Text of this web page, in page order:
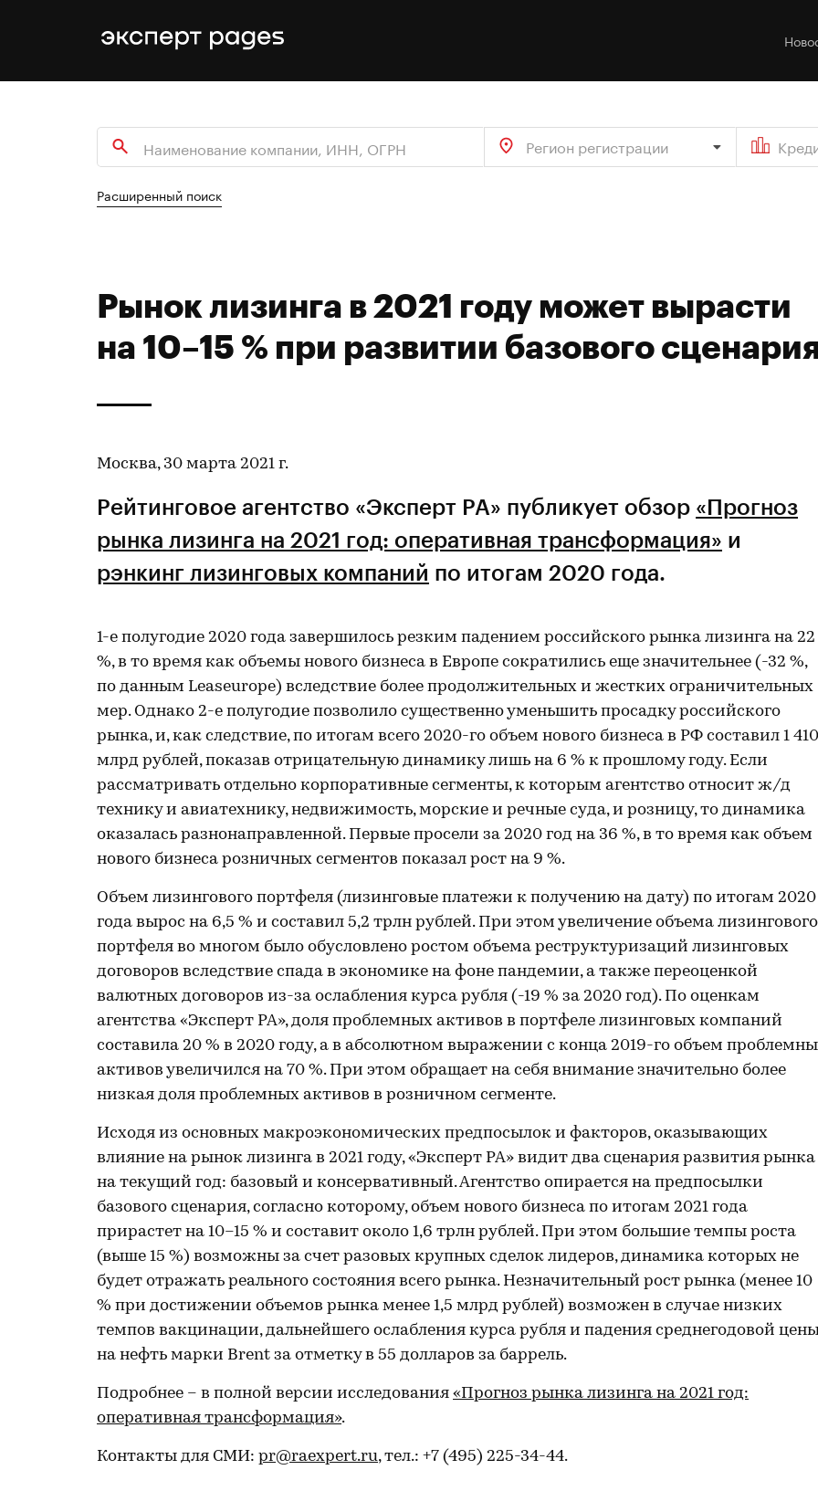
Регион регистрации
Расширенный поиск
Рынок лизинга в 2021 году может вырасти
на 10–15 % при развитии базового
Москва, 30 марта 2021 г.
Рейтинговое агентство «Эксперт РА» публикует обзор «Прогноз
рынка лизинга на 2021 год: оперативная трансформация» и
рэнкинг лизинговых компаний по итогам 2020 года.
1-е полугодие 2020 года завершилось резким падением российского рынка лизинга на 22
%, в то время как объемы нового бизнеса в Европе сократились еще значительнее (-32 %,
по данным Leaseurope) вследствие более продолжительных и жестких ограничительных
мер. Однако 2-е полугодие позволило существенно уменьшить просадку российского
рынка, и, как следствие, по итогам всего 2020-го объем нового бизнеса в РФ составил 1 410
млрд рублей, показав отрицательную динамику лишь на 6 % к прошлому году. Если
рассматривать отдельно корпоративные сегменты, к которым агентство относит ж/д
технику и авиатехнику, недвижимость, морские и речные суда, и розницу, то динамика
оказалась разнонаправленной. Первые просели за 2020 год на 36 %, в то время как объем
нового бизнеса розничных сегментов показал рост на 9 %.
Объем лизингового портфеля (лизинговые платежи к получению на дату) по итогам 2020
года вырос на 6,5 % и составил 5,2 трлн рублей. При этом увеличение объема лизингового
портфеля во многом было обусловлено ростом объема реструктуризаций лизинговых
договоров вследствие спада в экономике на фоне пандемии, а также переоценкой
валютных договоров из-за ослабления курса рубля (-19 % за 2020 год). По оценкам
агентства «Эксперт РА», доля проблемных активов в портфеле лизинговых компаний
составила 20 % в 2020 году, а в абсолютном выражении с конца 2019-го объем
активов увеличился на 70 %. При этом обращает на себя внимание значительно более
низкая доля проблемных активов в розничном сегменте.
Исходя из основных макроэкономических предпосылок и факторов, оказывающих
влияние на рынок лизинга в 2021 году, «Эксперт РА» видит два сценария развития рынка
на текущий год: базовый и консервативный. Агентство опирается на предпосылки
базового сценария, согласно которому, объем нового бизнеса по итогам 2021 года
прирастет на 10–15 % и составит около 1,6 трлн рублей. При этом большие темпы роста
(выше 15 %) возможны за счет разовых крупных сделок лидеров, динамика которых не
будет отражать реального состояния всего рынка. Незначительный рост рынка (менее 10
% при достижении объемов рынка менее 1,5 млрд рублей) возможен в случае низких
темпов вакцинации, дальнейшего ослабления курса рубля и падения среднегодовой
на нефть марки Brent за отметку в 55 долларов за баррель.
Подробнее – в полной версии исследования «Прогноз рынка лизинга на 2021 год:
оперативная трансформация».
Контакты для СМИ: pr@raexpert.ru, тел.: +7 (495) 225-34-44.